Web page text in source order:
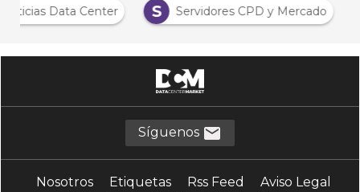
Noticias Data Center S Servidores CPD y Mercado
Síguenos
Nosotros Etiquetas Rss Feed
Aviso Legal